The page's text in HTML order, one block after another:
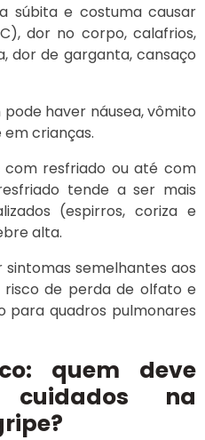
súbita e costuma causar
dor no corpo, calafrios,
dor de garganta, cansaço
haver náusea, vômito
crianças.
resfriado ou até com
tende a ser mais
(espirros, coriza e
alta.
sintomas semelhantes aos
de perda de olfato e
para quadros pulmonares
quem deve
na